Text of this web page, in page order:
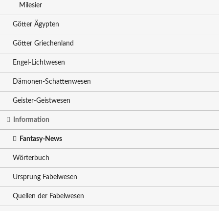
Milesier
Götter Ägypten
Götter Griechenland
Engel-Lichtwesen
Dämonen-Schattenwesen
Geister-Geistwesen
Information
Fantasy-News
Wörterbuch
Ursprung Fabelwesen
Quellen der Fabelwesen